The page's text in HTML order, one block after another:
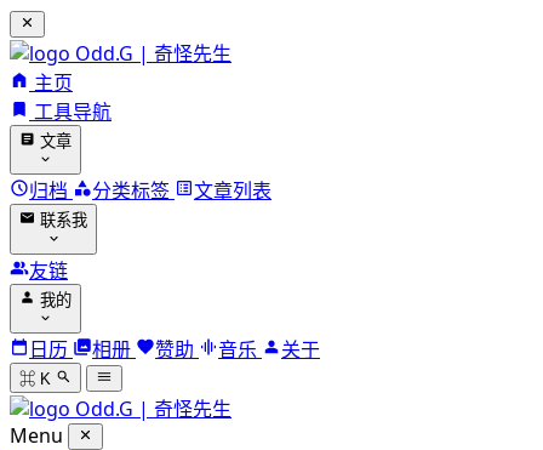
Odd.G | 奇怪先生
主页
工具导航
文章
归档 分类标签 文章列表
联系我
友链
我的
日历 相册 赞助 音乐 关于
⌘ K
Odd.G | 奇怪先生
Menu